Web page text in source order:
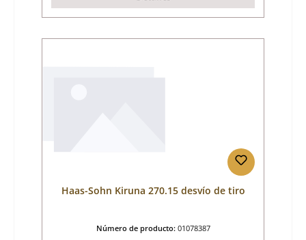
Haas-Sohn Kiruna 270.15 desvío de tiro
Número de producto: 01078387